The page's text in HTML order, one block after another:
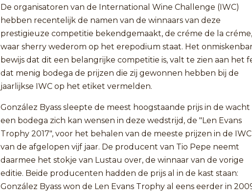
De organisatoren van de International Wine Challenge (IWC)
hebben recentelijk de namen van de winnaars van deze
prestigieuze competitie bekendgemaakt, de créme de la créme,
waar sherry wederom op het erepodium staat. Het
bewijs dat dit een belangrijke competitie is, valt te zien aan het
dat menig bodega de prijzen die zij gewonnen hebben bij de
jaarlijkse IWC op het etiket vermelden.
González Byass sleepte de meest hoogstaande prijs in de wacht
een bodega zich kan wensen in deze wedstrijd, de "Len Evans
Trophy 2017", voor het behalen van de meeste prijzen in de IWC
van de afgelopen vijf jaar. De producent van Tio Pepe neemt
daarmee het stokje van Lustau over, de winnaar van de vorige
editie. Beide producenten hadden de prijs al in de kast staan:
González Byass won de Len Evans Trophy al eens eerder in